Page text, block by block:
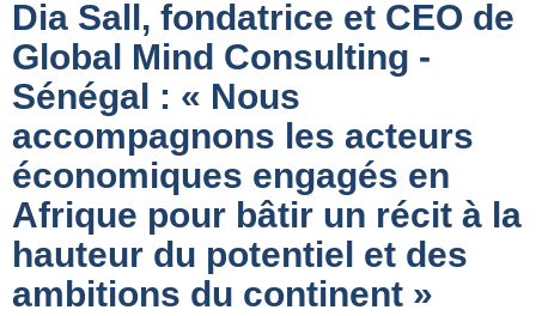
Dia Sall, fondatrice et CEO de
Global Mind Consulting -
Sénégal : « Nous
accompagnons les acteurs
économiques engagés en
Afrique pour bâtir un récit à la
hauteur du potentiel et des
ambitions du continent »